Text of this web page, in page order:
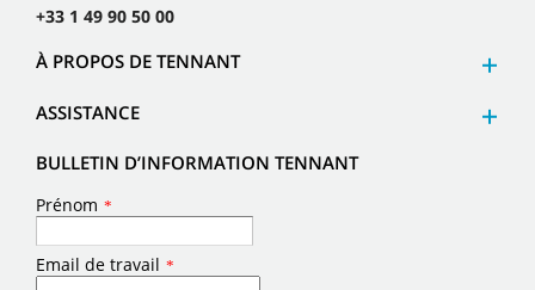
+33 1 49 90 50 00
À PROPOS DE TENNANT
ASSISTANCE
BULLETIN D’INFORMATION TENNANT